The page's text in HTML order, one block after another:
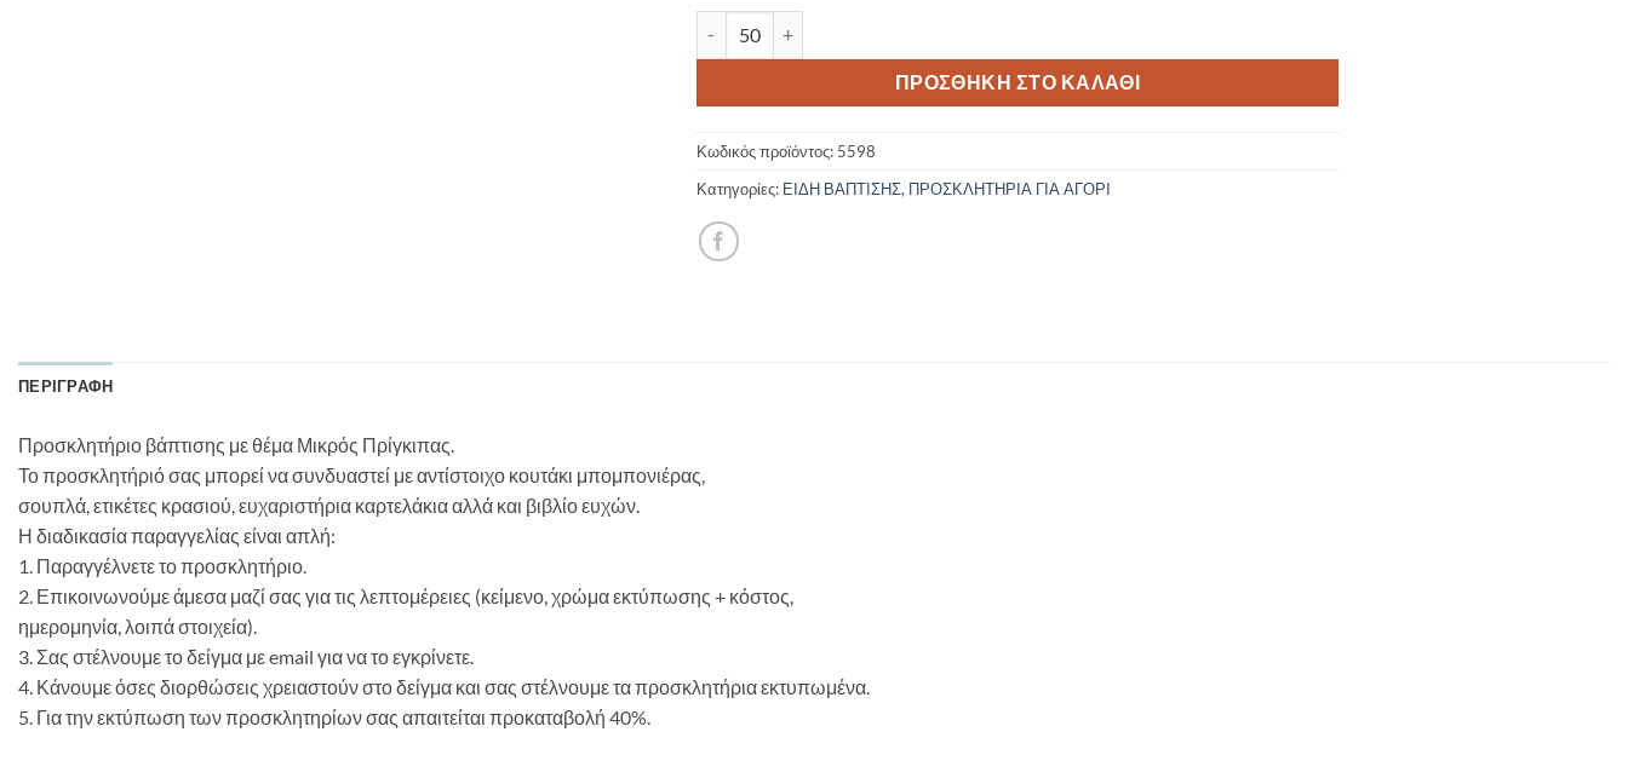
ΠΡΟΣΘΉΚΗ ΣΤΟ ΚΑΛΆΘΙ
Κωδικός προϊόντος: 5598
Κατηγορίες: ΕΙΔΗ ΒΑΠΤΙΣΗΣ, ΠΡΟΣΚΛΗΤΗΡΙΑ ΓΙΑ ΑΓΟΡΙ
ΠΕΡΙΓΡΑΦΉ
Προσκλητήριο βάπτισης με θέμα Μικρός Πρίγκιπας.
Το προσκλητήριό σας μπορεί να συνδυαστεί με αντίστοιχο κουτάκι μπομπονιέρας,
σουπλά, ετικέτες κρασιού, ευχαριστήρια καρτελάκια αλλά και βιβλίο ευχών.
Η διαδικασία παραγγελίας είναι απλή:
1. Παραγγέλνετε το προσκλητήριο.
2. Επικοινωνούμε άμεσα μαζί σας για τις λεπτομέρειες (κείμενο, χρώμα εκτύπωσης + κόστος,
ημερομηνία, λοιπά στοιχεία).
3. Σας στέλνουμε το δείγμα με email για να το εγκρίνετε.
4. Κάνουμε όσες διορθώσεις χρειαστούν στο δείγμα και σας στέλνουμε τα προσκλητήρια εκτυπωμένα.
5. Για την εκτύπωση των προσκλητηρίων σας απαιτείται προκαταβολή 40%.